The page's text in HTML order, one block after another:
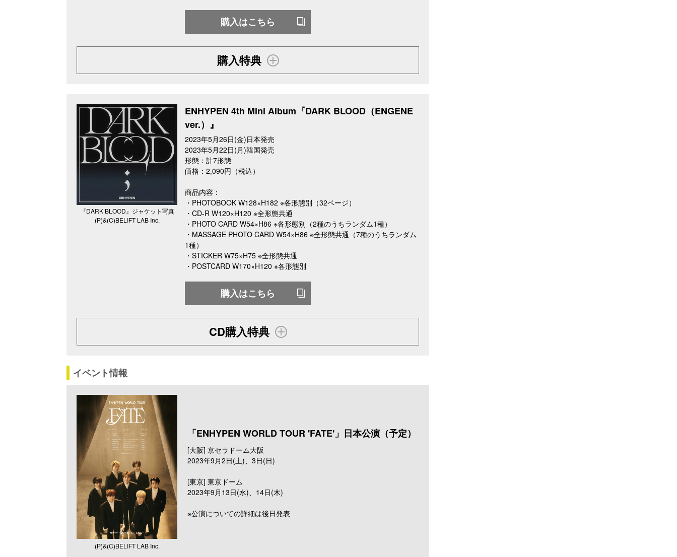
購入はこちら
購入特典
『DARK BLOOD』ジャケット写真
(P)&(C)BELIFT LAB Inc.
ENHYPEN 4th Mini Album『DARK BLOOD（ENGENE
ver.）』
2023年5月26日(金)日本発売
2023年5月22日(月)韓国発売
形態：計7形態
価格：2,090円（税込）
商品内容：
・PHOTOBOOK W128×H182 ※各形態別（32ページ）
・CD-R W120×H120 ※全形態共通
・PHOTO CARD W54×H86 ※各形態別（2種のうちランダム1種）
・MASSAGE PHOTO CARD W54×H86 ※全形態共通（7種のうちランダム
1種）
・STICKER W75×H75 ※全形態共通
・POSTCARD W170×H120 ※各形態別
購入はこちら
CD購入特典
イベント情報
(P)&(C)BELIFT LAB Inc.
「ENHYPEN WORLD TOUR 'FATE'」日本公演（予定）
[大阪] 京セラドーム大阪
2023年9月2日(土)、3日(日)
[東京] 東京ドーム
2023年9月13日(水)、14日(木)
※公演についての詳細は後日発表